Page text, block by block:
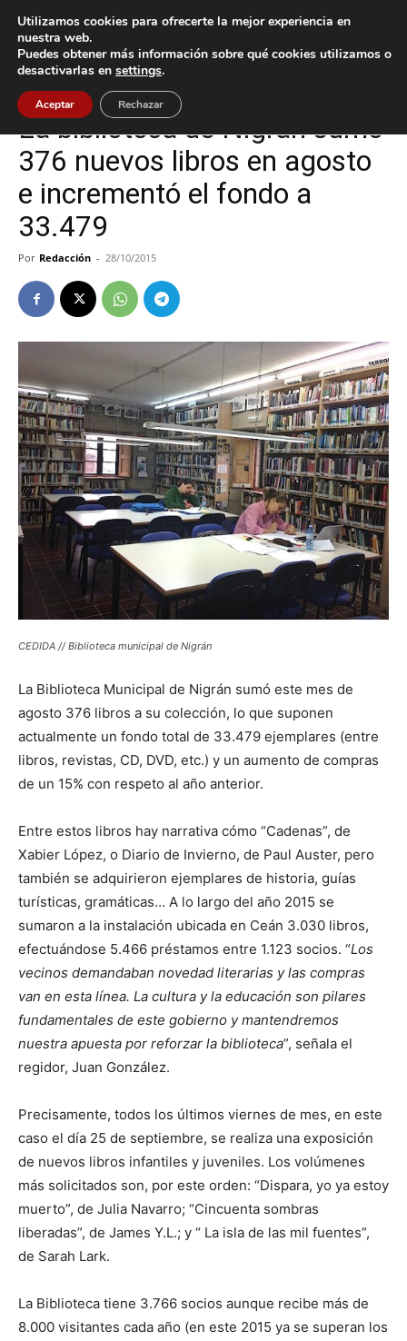
Inicio Nigrán
Nigrán
La biblioteca de Nigrán sumó
376 nuevos libros en agosto
e incrementó el fondo a
33.479
Por Redacción - 28/10/2015
CEDIDA // Biblioteca municipal de Nigrán
La Biblioteca Municipal de Nigrán sumó este mes de
agosto 376 libros a su colección, lo que suponen
actualmente un fondo total de 33.479 ejemplares (entre
libros, revistas, CD, DVD, etc.) y un aumento de compras
de un 15% con respeto al año anterior.
Entre estos libros hay narrativa cómo “Cadenas”, de
Xabier López, o Diario de Invierno, de Paul Auster, pero
también se adquirieron ejemplares de historia, guías
turísticas, gramáticas… A lo largo del año 2015 se
sumaron a la instalación ubicada en Ceán 3.030 libros,
efectuándose 5.466 préstamos entre 1.123 socios. “Los
vecinos demandaban novedad literarias y las compras
van en esta línea. La cultura y la educación son pilares
fundamentales de este gobierno y mantendremos
nuestra apuesta por reforzar la biblioteca”, señala el
regidor, Juan González.
Precisamente, todos los últimos viernes de mes, en este
caso el día 25 de septiembre, se realiza una exposición
de nuevos libros infantiles y juveniles. Los volúmenes
más solicitados son, por este orden: “Dispara, yo ya estoy
muerto”, de Julia Navarro; “Cincuenta sombras
liberadas”, de James Y.L.; y “ La isla de las mil fuentes”,
de Sarah Lark.
La Biblioteca tiene 3.766 socios aunque recibe más de
8.000 visitantes cada año (en este 2015 ya se superan los
Utilizamos cookies para ofrecerte la mejor experiencia en
nuestra web.
Puedes obtener más información sobre qué cookies utilizamos o
desactivarlas en settings.
Aceptar Rechazar